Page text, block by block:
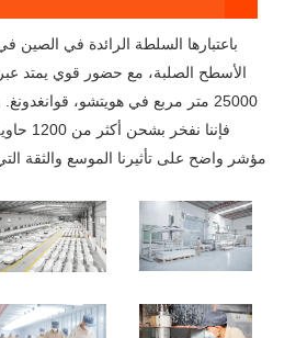
الأسطح الصلبة، مع حضور قوي يمتد
25000 متر مربع في هويتشو،
مؤشر واضح على تأثيرنا الموسع والثقة